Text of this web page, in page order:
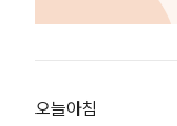
오늘아침